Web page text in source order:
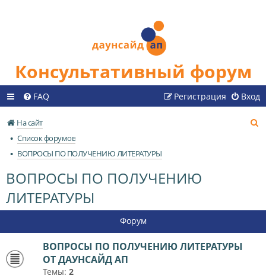
Консультативный форум
FAQ Вход
Регистрация
На сайт
Список форумов
ВОПРОСЫ ПО ПОЛУЧЕНИЮ ЛИТЕРАТУРЫ
ВОПРОСЫ ПО ПОЛУЧЕНИЮ
ЛИТЕРАТУРЫ
Форум
ВОПРОСЫ ПО ПОЛУЧЕНИЮ ЛИТЕРАТУРЫ
ОТ ДАУНСАЙД АП
Темы: 2